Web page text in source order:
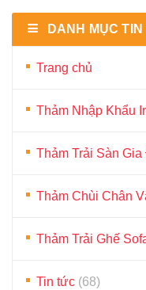
DANH MỤC TIN
Trang chủ
Thảm Nhập Khẩu
Thảm Trải Sàn
Thảm Chùi Chân
Thảm Trải Ghế
Tin tức (68)